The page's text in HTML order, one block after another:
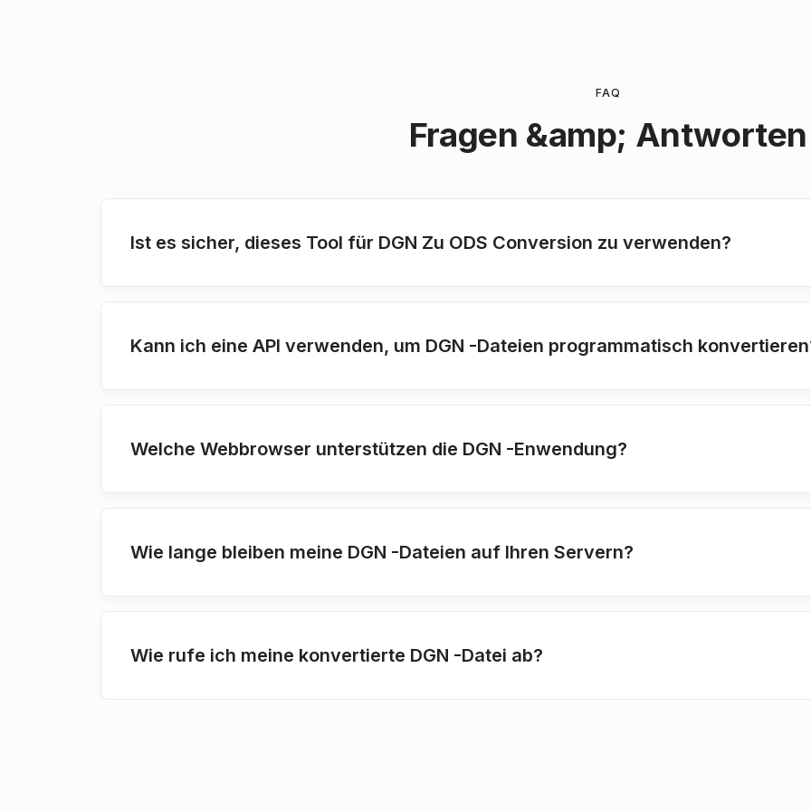
FAQ
Fragen &amp; Antworten
Ist es sicher, dieses Tool für DGN Zu ODS Conversion zu verwenden?
Kann ich eine API verwenden, um DGN -Dateien programmatisch
Welche Webbrowser unterstützen die DGN -Enwendung?
Wie lange bleiben meine DGN -Dateien auf Ihren Servern?
Wie rufe ich meine konvertierte DGN -Datei ab?